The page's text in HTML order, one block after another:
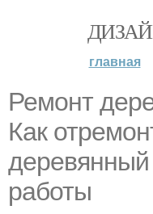
главная
Ремонт
Как
работы